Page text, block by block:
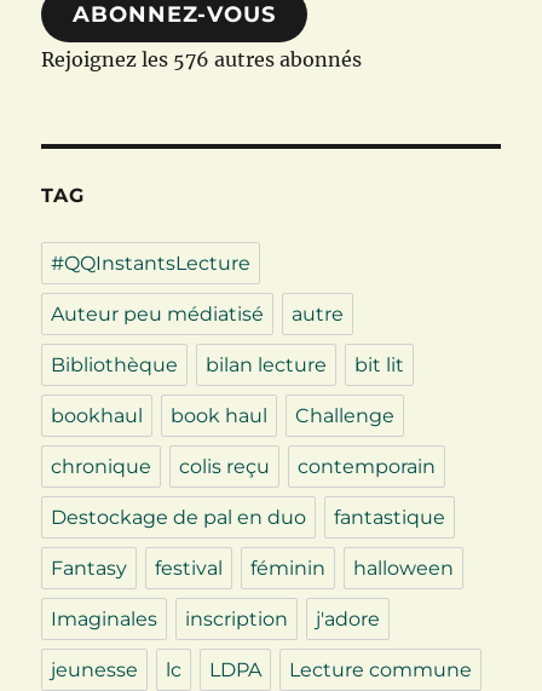
ABONNEZ-VOUS
Rejoignez les 576 autres abonnés
TAG
#QQInstantsLecture
Auteur peu médiatisé autre
Bibliothèque bilan lecture bit lit
bookhaul book haul Challenge
chronique colis reçu contemporain
Destockage de pal en duo fantastique
Fantasy festival féminin halloween
Imaginales inscription j'adore
jeunesse lc LDPA Lecture commune